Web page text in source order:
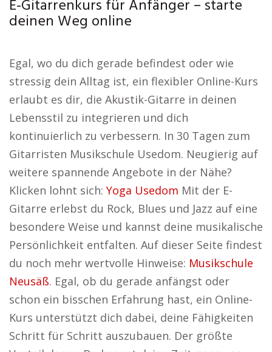
E-Gitarrenkurs für Anfänger – starte
deinen Weg online
Egal, wo du dich gerade befindest oder wie
stressig dein Alltag ist, ein flexibler Online-Kurs
erlaubt es dir, die Akustik-Gitarre in deinen
Lebensstil zu integrieren und dich
kontinuierlich zu verbessern. In 30 Tagen zum
Gitarristen Musikschule Usedom. Neugierig auf
weitere spannende Angebote in der Nähe?
Klicken lohnt sich: Yoga Usedom Mit der E-
Gitarre erlebst du Rock, Blues und Jazz auf eine
besondere Weise und kannst deine musikalische
Persönlichkeit entfalten. Auf dieser Seite findest
du noch mehr wertvolle Hinweise: Musikschule
Neusäß. Egal, ob du gerade anfängst oder
schon ein bisschen Erfahrung hast, ein Online-
Kurs unterstützt dich dabei, deine Fähigkeiten
Schritt für Schritt auszubauen. Der größte